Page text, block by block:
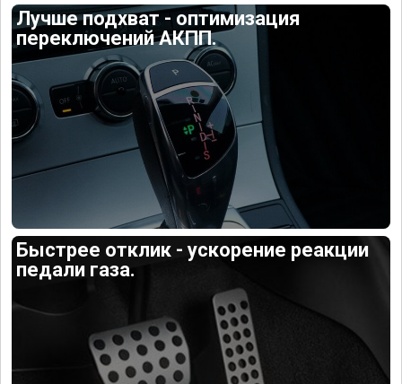
Лучше подхват - оптимизация
переключений АКПП.
Быстрее отклик - ускорение реакции
педали газа.